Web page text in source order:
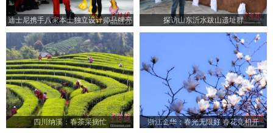
迪士尼携手八家本土独立设计师品牌亮
相2024秋冬上海时装周
探访山东沂水跋山遗址群
四川纳溪：春茶采摘忙 浙江金华：春光无限好 春花竞相开